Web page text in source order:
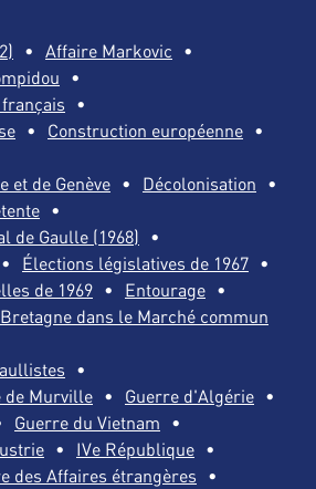
Affaire Markovic
Construction européenne
et de Genève
Décolonisation
de Gaulle (1968)
Élections législatives de 1967
de 1969
Entourage
dans le Marché commun
de Murville
Guerre d'Algérie
Guerre du Vietnam
IVe République
des Affaires étrangères